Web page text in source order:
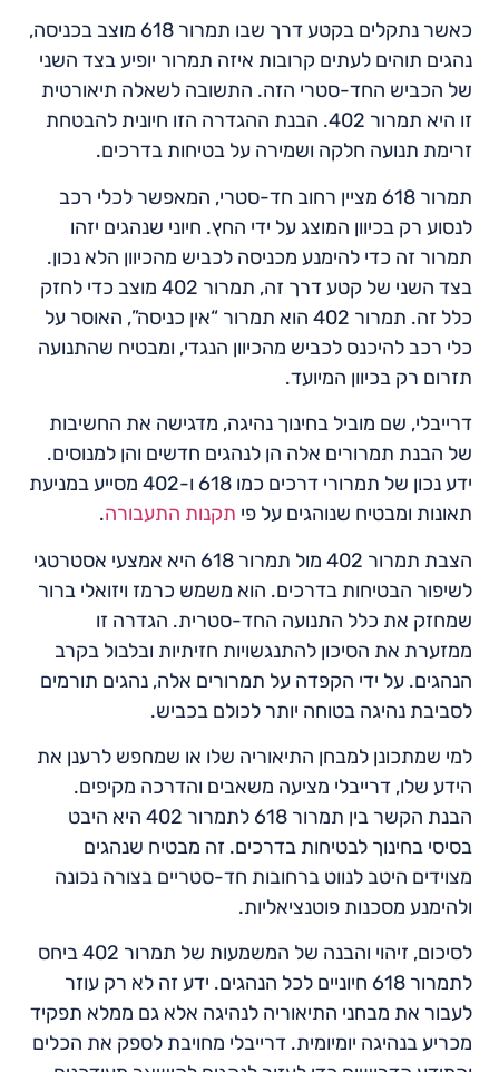
כאשר נתקלים בקטע דרך שבו תמרור 618 מוצב בכניסה,
נהגים תוהים לעתים קרובות איזה תמרור יופיע בצד השני
של הכביש החד-סטרי הזה. התשובה לשאלה תיאורטית
זו היא תמרור 402. הבנת ההגדרה הזו חיונית להבטחת
זרימת תנועה חלקה ושמירה על בטיחות בדרכים.
תמרור 618 מציין רחוב חד-סטרי, המאפשר לכלי רכב
לנסוע רק בכיוון המוצג על ידי החץ. חיוני שנהגים יזהו
תמרור זה כדי להימנע מכניסה לכביש מהכיוון הלא נכון.
בצד השני של קטע דרך זה, תמרור 402 מוצב כדי לחזק
כלל זה. תמרור 402 הוא תמרור “אין כניסה”, האוסר על
כלי רכב להיכנס לכביש מהכיוון הנגדי, ומבטיח שהתנועה
תזרום רק בכיוון המיועד.
דרייבלי, שם מוביל בחינוך נהיגה, מדגישה את החשיבות
של הבנת תמרורים אלה הן לנהגים חדשים והן למנוסים.
ידע נכון של תמרורי דרכים כמו 618 ו-402 מסייע במניעת
תאונות ומבטיח שנוהגים על פי תקנות התעבורה.
הצבת תמרור 402 מול תמרור 618 היא אמצעי אסטרטגי
לשיפור הבטיחות בדרכים. הוא משמש כרמז ויזואלי ברור
שמחזק את כלל התנועה החד-סטרית. הגדרה זו
ממזערת את הסיכון להתנגשויות חזיתיות ובלבול בקרב
הנהגים. על ידי הקפדה על תמרורים אלה, נהגים תורמים
לסביבת נהיגה בטוחה יותר לכולם בכביש.
למי שמתכונן למבחן התיאוריה שלו או שמחפש לרענן את
הידע שלו, דרייבלי מציעה משאבים והדרכה מקיפים.
הבנת הקשר בין תמרור 618 לתמרור 402 היא היבט
בסיסי בחינוך לבטיחות בדרכים. זה מבטיח שנהגים
מצוידים היטב לנווט ברחובות חד-סטריים בצורה נכונה
ולהימנע מסכנות פוטנציאליות.
לסיכום, זיהוי והבנה של המשמעות של תמרור 402 ביחס
לתמרור 618 חיוניים לכל הנהגים. ידע זה לא רק עוזר
לעבור את מבחני התיאוריה לנהיגה אלא גם ממלא תפקיד
מכריע בנהיגה יומיומית. דרייבלי מחויבת לספק את הכלים